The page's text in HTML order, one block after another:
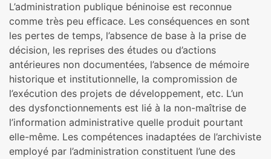
L’administration publique béninoise est reconnue
comme très peu efficace. Les conséquences en sont
les pertes de temps, l’absence de base à la prise de
décision, les reprises des études ou d’actions
antérieures non documentées, l’absence de mémoire
historique et institutionnelle, la compromission de
l’exécution des projets de développement, etc. L’un
des dysfonctionnements est lié à la non-maîtrise de
l’information administrative quelle produit pourtant
elle-même. Les compétences inadaptées de l’archiviste
employé par l’administration constituent l’une des